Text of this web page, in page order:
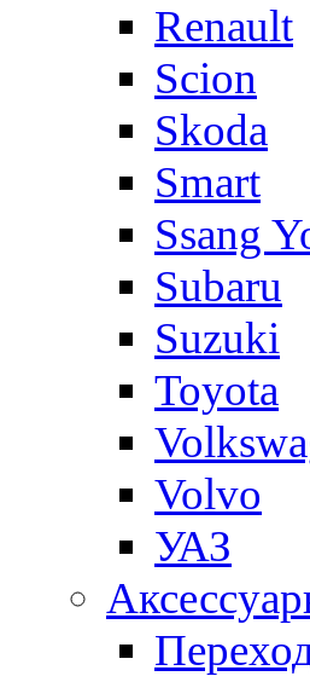
Renault
Scion
Skoda
Smart
Ssang
Subaru
Suzuki
Toyota
Volvo
УАЗ